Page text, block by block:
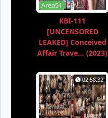
Area51
KBI-111
[UNCENSORED
LEAKED] Conceived
Affair Trave... (2023)
02:58:32